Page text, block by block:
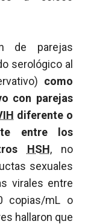
de parejas
serológico al
como
con parejas
diferente o
entre los
HSH, no
sexuales
virales entre
copias/mL o
hallaron que